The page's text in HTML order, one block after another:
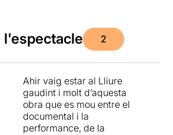
l'espectacle 2
Ahir vaig estar al Lliure
gaudint i molt d’aquesta
obra que es mou entre el
documental i la
performance, de la